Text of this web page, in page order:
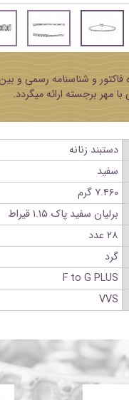
فاکتور و شناسنامه رسمی و
مهر برجسته ارائه میگردد.
دستبند زنانه
سفید
۷.۴۶۰ گرم
برلیان سفید پاک ۱.۱۵ قیراط
۲۸ عدد
گرد
F to G PLUS
VVS